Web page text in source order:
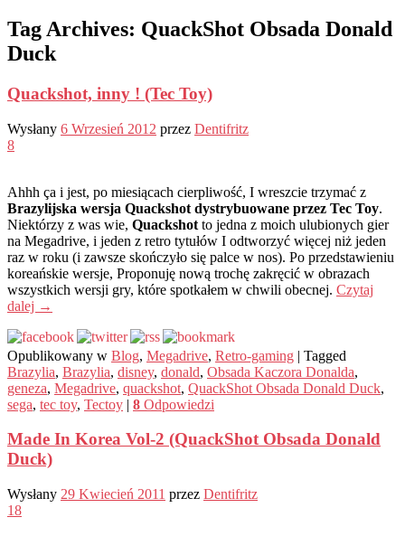
Tag Archives: QuackShot Obsada Donald
Duck
Quackshot, inny ! (Tec Toy)
Wysłany 6 Wrzesień 2012 przez Dentifritz
8
Ahhh ça i jest, po miesiącach cierpliwość, I wreszcie trzymać z
Brazylijska wersja Quackshot dystrybuowane przez Tec Toy.
Niektórzy z was wie, Quackshot to jedna z moich ulubionych gier
na Megadrive, i jeden z retro tytułów I odtworzyć więcej niż jeden
raz w roku (i zawsze skończyło się palce w nos). Po przedstawieniu
koreańskie wersje, Proponuję nową trochę zakręcić w obrazach
wszystkich wersji gry, które spotkałem w chwili obecnej. Czytaj
dalej →
Opublikowany w Blog, Megadrive, Retro-gaming | Tagged
Brazylia, Brazylia, disney, donald, Obsada Kaczora Donalda,
geneza, Megadrive, quackshot, QuackShot Obsada Donald Duck,
sega, tec toy, Tectoy | 8 Odpowiedzi
Made In Korea Vol-2 (QuackShot Obsada Donald
Duck)
Wysłany 29 Kwiecień 2011 przez Dentifritz
18